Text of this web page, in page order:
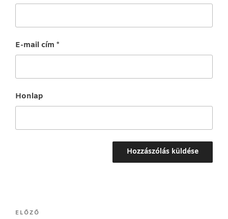
E-mail cím *
Honlap
Bejegyzés
Korábbi
ELŐZŐ